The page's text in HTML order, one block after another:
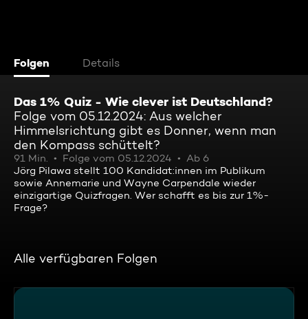
Folgen Details
Das 1% Quiz - Wie clever ist Deutschland?
Folge vom 05.12.2024: Aus welcher
Himmelsrichtung gibt es Donner, wenn man
den Kompass schüttelt?
91 Min. Folge vom 05.12.2024
Ab 6
Jörg Pilawa stellt 100 Kandidat:innen im Publikum
sowie Annemarie und Wayne Carpendale wieder
einzigartige Quizfragen. Wer schafft es bis zur 1%-
Frage?
Alle verfügbaren Folgen